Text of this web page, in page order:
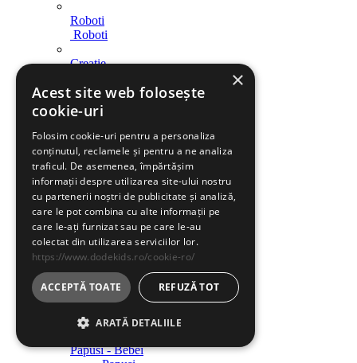
Roboti
Roboti
Creatie
Indemanare
Indemanare
Arme
Arme
Parcari / Circuite
Parcari / Circuite
Jucarii rol
Jucarii rol
Diverse
Diverse
Jucarii fete
Papusi - Bebei
×
Acest site web folosește
cookie-uri
Folosim cookie-uri pentru a personaliza
conținutul, reclamele și pentru a ne analiza
traficul. De asemenea, împărtășim
informații despre utilizarea site-ului nostru
cu partenerii noștri de publicitate și analiză,
care le pot combina cu alte informații pe
care le-ați furnizat sau pe care le-au
colectat din utilizarea serviciilor lor.
https://www.dodekids.ro/cookie-ro/
ACCEPTĂ TOATE REFUZĂ TOT
ARATĂ DETALIILE